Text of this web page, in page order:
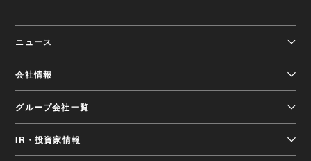
ニュース
会社情報
グループ会社一覧
IR・投資家情報